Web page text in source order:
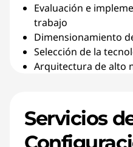
Evaluación e
trabajo
Dimensionamiento
Selección de la
Arquitectura de alto
Servicios